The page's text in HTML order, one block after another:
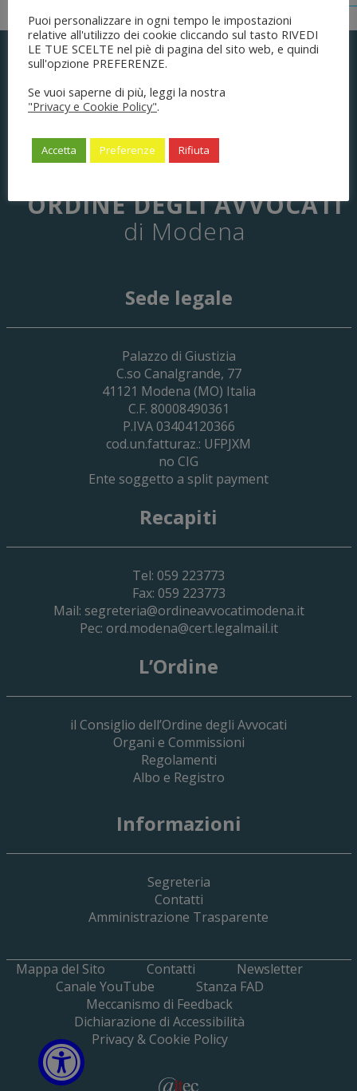
29 Giugno 2026
Cassa Forense – Elezioni Dei Delegati
2030
19 Giugno 2026
ORDINE DEGLI AVVOCATI
di Modena
Sede legale
Palazzo di Giustizia
C.so Canalgrande, 77
41121 Modena (MO) Italia
C.F. 80008490361
P.IVA 03404120366
cod.un.fatturaz.: UFPJXM
no CIG
Ente soggetto a split payment
Recapiti
Tel: 059 223773
Fax: 059 223773
Mail: segreteria@ordineavvocatimodena.it
Pec: ord.modena@cert.legalmail.it
L’Ordine
il Consiglio dell’Ordine degli Avvocati
Organi e Commissioni
Regolamenti
Albo e Registro
Informazioni
Segreteria
Contatti
Amministrazione Trasparente
Mappa del Sito Contatti
Newsletter
Canale YouTube
Stanza FAD
Meccanismo di Feedback
Dichiarazione di Accessibilità
Privacy & Cookie Policy
Puoi personalizzare in ogni tempo le impostazioni
relative all'utilizzo dei cookie cliccando sul tasto RIVEDI
LE TUE SCELTE nel piè di pagina del sito web, e quindi
sull'opzione PREFERENZE.
Se vuoi saperne di più, leggi la nostra
"Privacy e Cookie Policy".
Accetta Preferenze Rifiuta